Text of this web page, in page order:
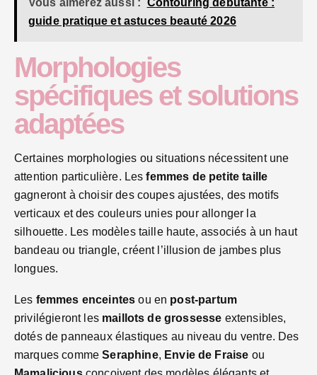
Vous aimerez aussi : Contouring débutante :
guide pratique et astuces beauté 2026
Morphologies
spécifiques et solutions
adaptées
Certaines morphologies ou situations nécessitent une
attention particulière. Lesfemmes de petite taille
gagneront à choisir des coupes ajustées, des motifs
verticaux et des couleurs unies pour allonger la
silhouette. Les modèles taille haute, associés à un haut
bandeau ou triangle, créent l’illusion de jambes plus
longues.
Les femmes enceintes ou en post-partum
privilégieront les maillots de grossesse extensibles,
dotés de panneaux élastiques au niveau du ventre. Des
marques commeSeraphine, Envie de Fraise ou